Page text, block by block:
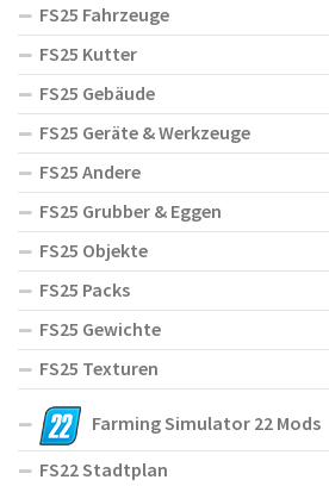
FS25 Fahrzeuge
FS25 Kutter
FS25 Gebäude
FS25 Geräte & Werkzeuge
FS25 Andere
FS25 Grubber & Eggen
FS25 Objekte
FS25 Packs
FS25 Gewichte
FS25 Texturen
Farming Simulator 22 Mods
FS22 Stadtplan